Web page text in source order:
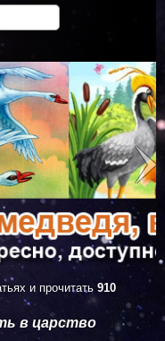
и прочитать 910
в царство